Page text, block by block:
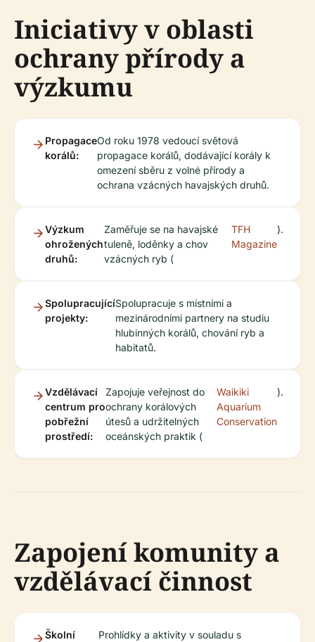
Iniciativy v oblasti
ochrany přírody a
výzkumu
Propagace
korálů:
Od roku 1978 vedoucí světová
propagace korálů, dodávající korály k
omezení sběru z volné přírody a
ochrana vzácných havajských druhů.
Výzkum
ohrožených
druhů:
Zaměřuje se na havajské
tuleně, loděnky a chov
vzácných ryb (
TFH
Magazine
).
Spolupracující
projekty:
Spolupracuje s místními a
mezinárodními partnery na studiu
hlubinných korálů, chování ryb a
habitatů.
Vzdělávací
centrum pro
pobřežní
prostředí:
Zapojuje veřejnost do
ochrany korálových
útesů a udržitelných
oceánských praktik (
Waikiki
Aquarium
Conservation
).
Zapojení komunity a
vzdělávací činnost
Školní
Prohlídky a aktivity v souladu s